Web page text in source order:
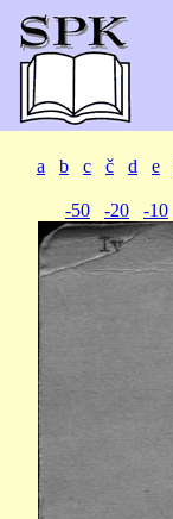
a b c č d e
-50 -20 -10